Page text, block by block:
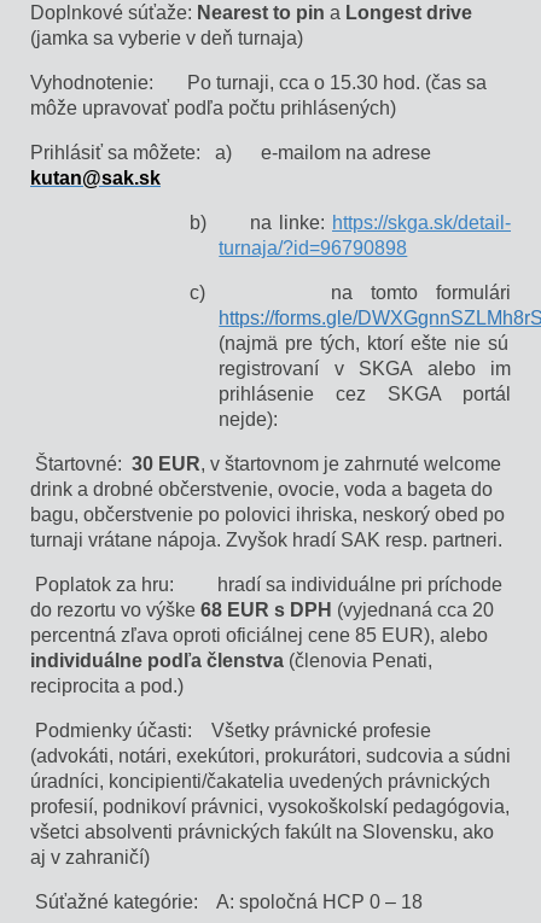
Doplnkové súťaže: Nearest to pin a Longest drive
(jamka sa vyberie v deň turnaja)
Vyhodnotenie: Po turnaji, cca o 15.30 hod. (čas sa
môže upravovať podľa počtu prihlásených)
Prihlásiť sa môžete: a) e-mailom na adrese
kutan@sak.sk
b) na linke: https://skga.sk/detail-
turnaja/?id=96790898
c) na tomto formulári
https://forms.gle/
(najmä pre tých, ktorí ešte nie sú
registrovaní v SKGA alebo im
prihlásenie cez SKGA portál
nejde):
Štartovné: 30 EUR, v štartovnom je zahrnuté welcome
drink a drobné občerstvenie, ovocie, voda a bageta do
bagu, občerstvenie po polovici ihriska, neskorý obed po
turnaji vrátane nápoja. Zvyšok hradí SAK resp. partneri.
Poplatok za hru: hradí sa individuálne pri príchode
do rezortu vo výške 68 EUR s DPH (vyjednaná cca 20
percentná zľava oproti oficiálnej cene 85 EUR), alebo
individuálne podľa členstva (členovia Penati,
reciprocita a pod.)
Podmienky účasti: Všetky právnické profesie
(advokáti, notári, exekútori, prokurátori, sudcovia a súdni
úradníci, koncipienti/čakatelia uvedených právnických
profesií, podnikoví právnici, vysokoškolskí pedagógovia,
všetci absolventi právnických fakúlt na Slovensku, ako
aj v zahraničí)
Súťažné kategórie: A: spoločná HCP 0 – 18